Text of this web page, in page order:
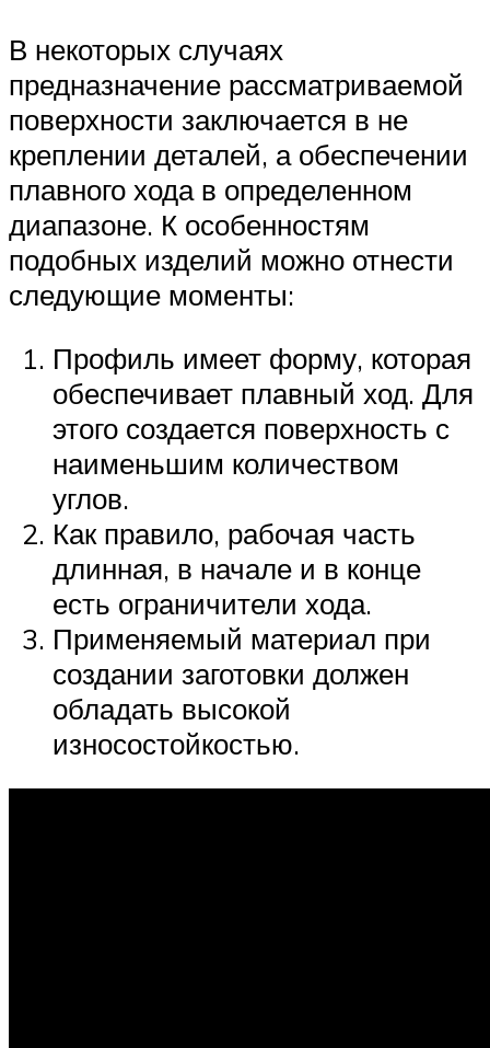
В некоторых случаях
предназначение рассматриваемой
поверхности заключается в не
креплении деталей, а обеспечении
плавного хода в определенном
диапазоне. К особенностям
подобных изделий можно отнести
следующие моменты:
Профиль имеет форму, которая
обеспечивает плавный ход. Для
этого создается поверхность с
наименьшим количеством
углов.
Как правило, рабочая часть
длинная, в начале и в конце
есть ограничители хода.
Применяемый материал при
создании заготовки должен
обладать высокой
износостойкостью.